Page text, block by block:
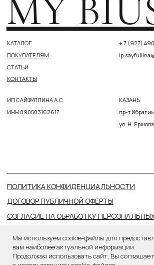
Мы используем cookie-файлы для
вам наиболее актуальной информации.
Продолжая использовать сайт, Вы